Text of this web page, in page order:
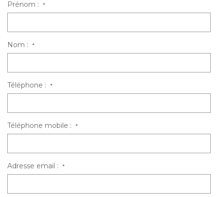
Prénom : *
Nom : *
Téléphone : *
Téléphone mobile : *
Adresse email : *